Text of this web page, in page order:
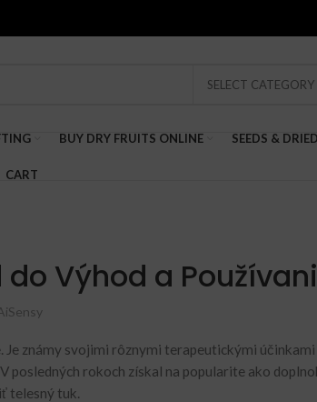
SELECT CATEGORY
BUY DRY FRUITS ONLINE SEEDS &
CART
Výhod a
známy svojimi rôznymi terapeutickými
posledných rokoch získal na popularite ako
telesný tuk.